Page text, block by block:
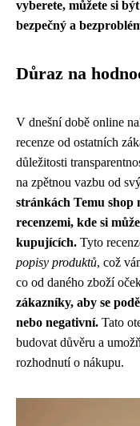
vyberete, můžete si
bezpečný a
Důraz na
V dnešní době online
recenze od ostatních
důležitosti
na zpětnou vazbu od
stránkách Temu shop
recenzemi, kde si
kupujících. Tyto
popisy produktů, což
co od daného zboží
zákazníky, aby se
nebo negativní. Tato
budovat důvěru a
rozhodnutí o nákupu.